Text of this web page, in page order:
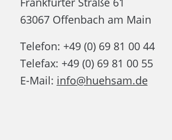
63067 Offenbach am Main
Telefon: +49 (0) 69 81 00 44
Telefax: +49 (0) 69 81 00 55
E-Mail: info@huehsam.de